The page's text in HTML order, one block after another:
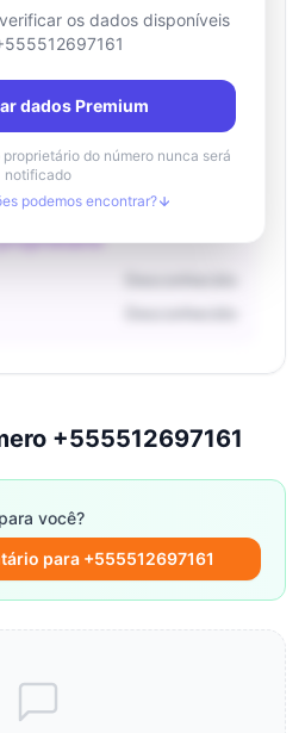
Desconhecido
Desconhecido
Desconhecido
os dados disponíveis
dados Premium
do número nunca será
notificado
podemos encontrar?
+555512697161
você?
para +555512697161